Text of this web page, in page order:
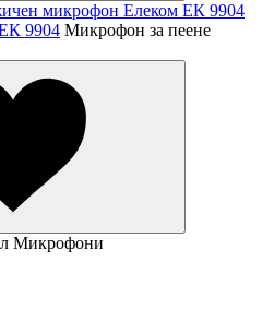
9904 Микрофон за пеене
Микрофони